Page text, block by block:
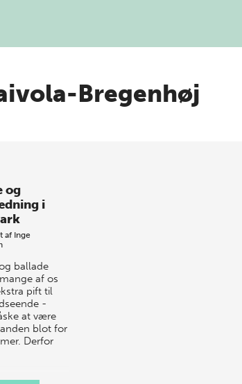
Bregenhøj
og
i
af Inge
ballade
af os
pift til
-
at være
blot for
Derfor